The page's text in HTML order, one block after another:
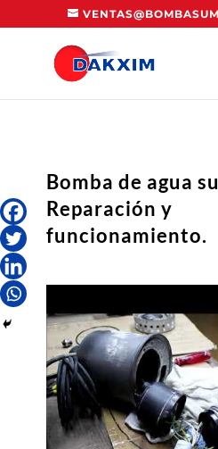
Bomba de agua
Reparación y
funcionamiento.